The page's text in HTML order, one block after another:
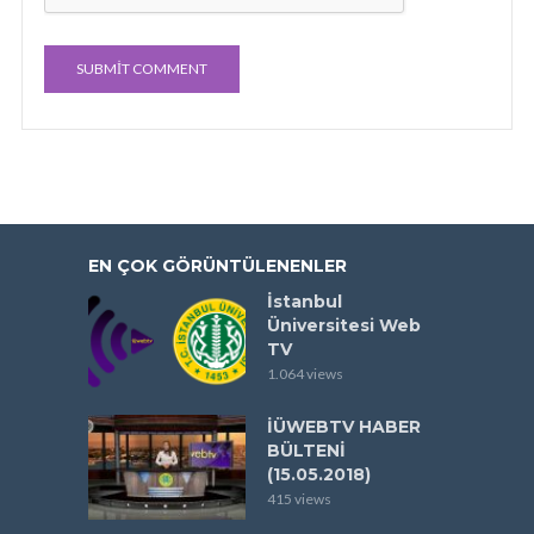
EN ÇOK GÖRÜNTÜLENENLER
İstanbul
Üniversitesi Web
TV
1.064 views
İÜWEBTV HABER
BÜLTENİ
(15.05.2018)
415 views